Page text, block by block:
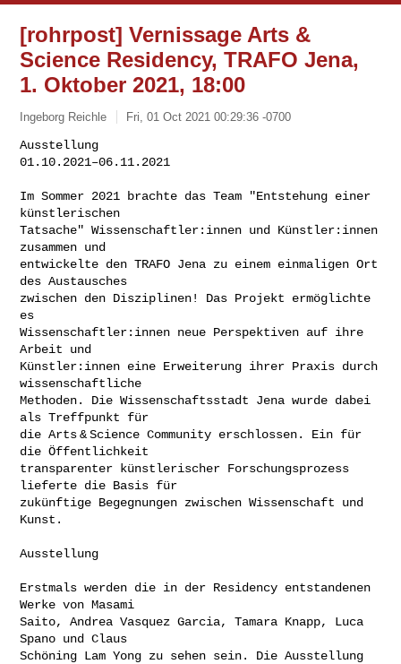
[rohrpost] Vernissage Arts &
Science Residency, TRAFO Jena,
1. Oktober 2021, 18:00
Ingeborg Reichle Fri, 01 Oct 2021 00:29:36 -0700
Ausstellung
01.10.2021–06.11.2021
Im Sommer 2021 brachte das Team "Entstehung einer
künstlerischen
Tatsache" Wissenschaftler:innen und Künstler:innen
zusammen und
entwickelte den TRAFO Jena zu einem einmaligen Ort
des Austausches
zwischen den Disziplinen! Das Projekt ermöglichte
es
Wissenschaftler:innen neue Perspektiven auf ihre
Arbeit und
Künstler:innen eine Erweiterung ihrer Praxis durch
wissenschaftliche
Methoden. Die Wissenschaftsstadt Jena wurde dabei
als Treffpunkt für
die Arts & Science Community erschlossen. Ein für
die Öffentlichkeit
transparenter künstlerischer Forschungsprozess
lieferte die Basis für
zukünftige Begegnungen zwischen Wissenschaft und
Kunst.
Ausstellung
Erstmals werden die in der Residency entstandenen
Werke von Masami
Saito, Andrea Vasquez Garcia, Tamara Knapp, Luca
Spano und Claus
Schöning Lam Yong zu sehen sein. Die Ausstellung